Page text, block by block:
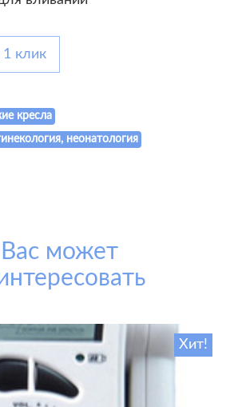
1 клик
кресла
неонатология
Вас может
Хит!